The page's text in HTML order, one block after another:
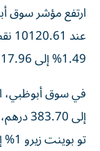
1.49% إلى 5917.96 نقطة.